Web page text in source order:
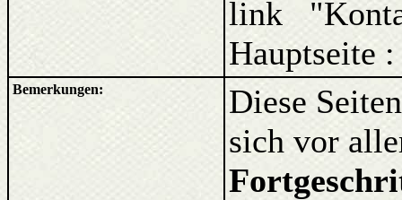
link
Hauptseite :
Bemerkungen:
Diese
sich vor